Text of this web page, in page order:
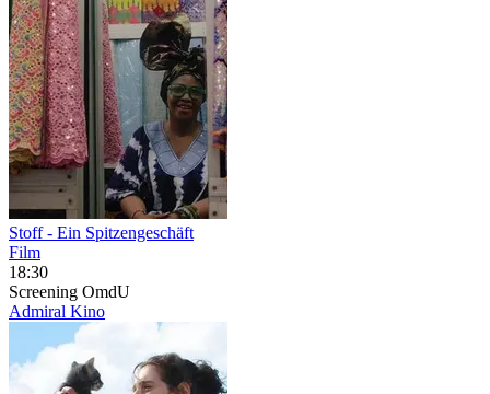
Stoff - Ein Spitzengeschäft
Film
18:30
Screening OmdU
Admiral Kino